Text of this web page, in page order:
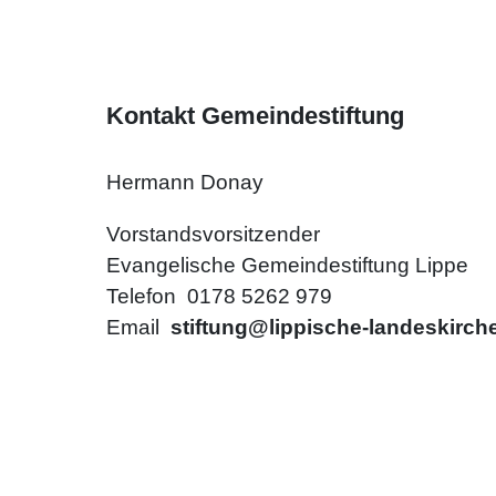
Kontakt Gemeindestiftung
Hermann Donay
Vorstandsvorsitzender
Evangelische Gemeindestiftung Lippe
Telefon 0178 5262 979
Email stiftung@lippische-